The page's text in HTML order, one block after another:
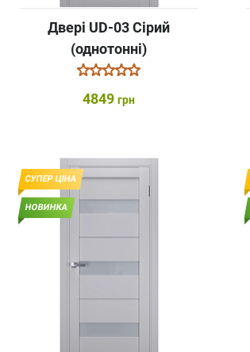
Двері UD-03 Сірий
(однотонні)
4849грн
СУПЕР ЦІНА
НОВИНКА